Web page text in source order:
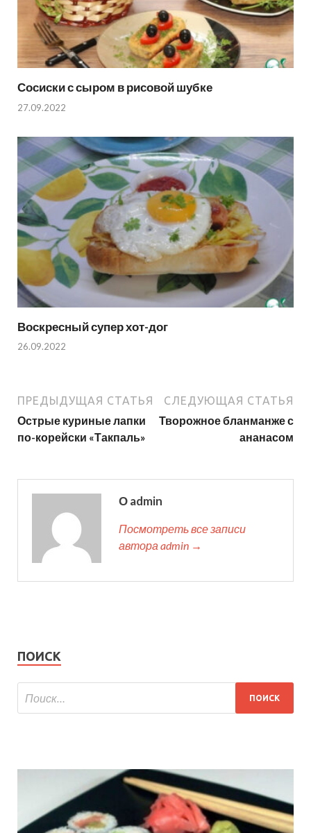
Сосиски с сыром в рисовой шубке
27.09.2022
Воскресный супер хот-дог
26.09.2022
ПРЕДЫДУЩАЯ СТАТЬЯ
Острые куриные лапки
по-корейски «Такпаль»
СЛЕДУЮЩАЯ СТАТЬЯ
Творожное бланманже с
ананасом
О admin
Посмотреть все записи
автора admin →
ПОИСК